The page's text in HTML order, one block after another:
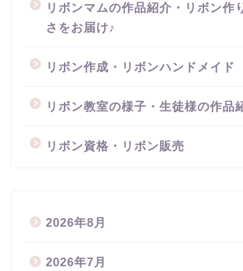
リボンマムの作品紹介・リボン作
さをお届け♪
リボン作成・リボンハンドメイド
リボン教室の様子・生徒様の作品
リボン資格・リボン販売
2026年8月
2026年7月